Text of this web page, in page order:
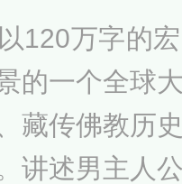
杀人还是简
然之间发疯
还是蓄谋
120万字的
的一个全球
藏传佛教历
讲述男主人